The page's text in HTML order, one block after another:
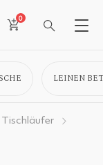
0
LEINEN
Tischläufer